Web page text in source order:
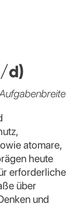
d)
atomare,
heute
erforderliche
über
und